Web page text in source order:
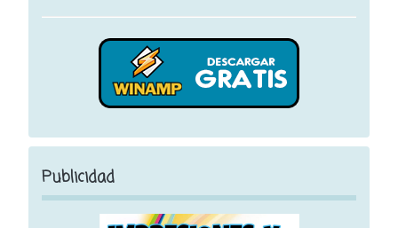
Publicidad